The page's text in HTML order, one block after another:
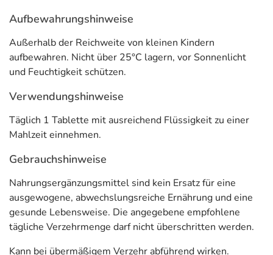
** Nährstoffreferenzwert gemäß EU-Verordnung Nr. 1169/2011
Adresse des Lebensmittel-Unternehmens
Trommsdorffstr. 2-6
52477 Alsdorf
Informationen zu diesem Lebensmittel (wie z. B. Zutaten,
Allergene) sind bei den Lebensmittelangaben als pdf
Aufbewahrungshinweise
Außerhalb der Reichweite von kleinen Kindern
aufbewahren. Nicht über 25°C lagern, vor Sonnenlicht
und Feuchtigkeit schützen.
Verwendungshinweise
Täglich 1 Tablette mit ausreichend Flüssigkeit zu einer
Mahlzeit einnehmen.
Gebrauchshinweise
Nahrungsergänzungsmittel sind kein Ersatz für eine
ausgewogene, abwechslungsreiche Ernährung und eine
gesunde Lebensweise. Die angegebene empfohlene
tägliche Verzehrmenge darf nicht überschritten werden.
Kann bei übermäßigem Verzehr abführend wirken.